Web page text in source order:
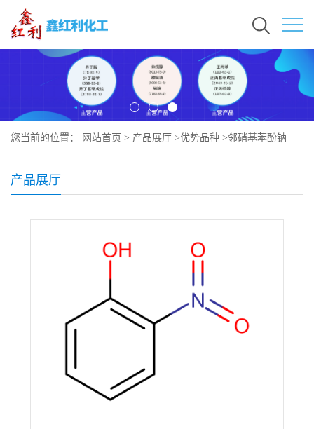
您当前的位置： 网站首页 > 产品展厅 >优势品种 >邻硝基苯酚钠
产品展厅